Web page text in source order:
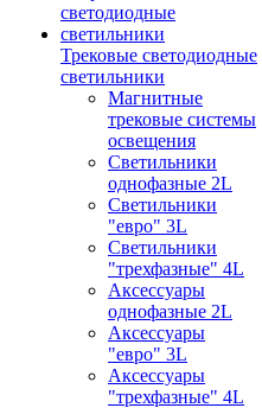
Трековые светодиодные
светильники
Магнитные
трековые системы
освещения
Светильники
однофазные 2L
Светильники
"евро" 3L
Светильники
"трехфазные" 4L
Аксессуары
однофазные 2L
Аксессуары
"евро" 3L
Аксессуары
"трехфазные" 4L